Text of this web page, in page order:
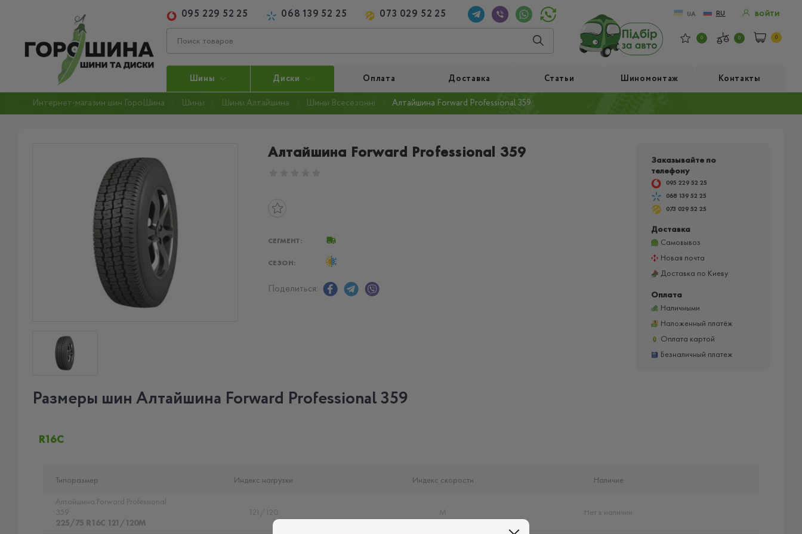
095 229 52 25 068 139 52 25 073 029 52 25 UA RU ВОЙТИ
0 0 0
Шины Диски Оплата Доставка Статьи Шиномонтаж Контакты
Интернет-магазин шин ГороШина Шины Шины Алтайшина Шины Всесезонні Алтайшина Forward Professional 359
Алтайшина Forward Professional 359
СЕГМЕНТ:
СЕЗОН:
Поделиться:
Заказывайте по
телефону
095 229 52 25
068 139 52 25
073 029 52 25
Доставка
Самовывоз
Новая почта
Доставка по Киеву
Оплата
Наличными
Наложенный платёж
Оплата картой
Безналичный платеж
Размеры шин Алтайшина Forward Professional 359
R16C
Типоразмер Индекс нагрузки Индекс скорости
Наличие
Алтайшина Forward Professional
359
225/75 R16C 121/120M
121/120 M Нет в наличии